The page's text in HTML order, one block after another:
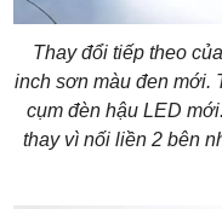
Thay đổi tiếp theo
inch sơn màu đen mới.
cụm đèn hậu LED
thay vì nối liền 2 bên